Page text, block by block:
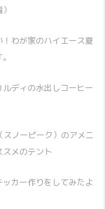
わが家のハイエース夏
ディの水出しコーヒー
ノーピーク）のアメニ
メのテント
カー作りをしてみたよ